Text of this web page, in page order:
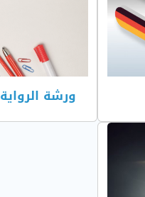
ورشة الرواية